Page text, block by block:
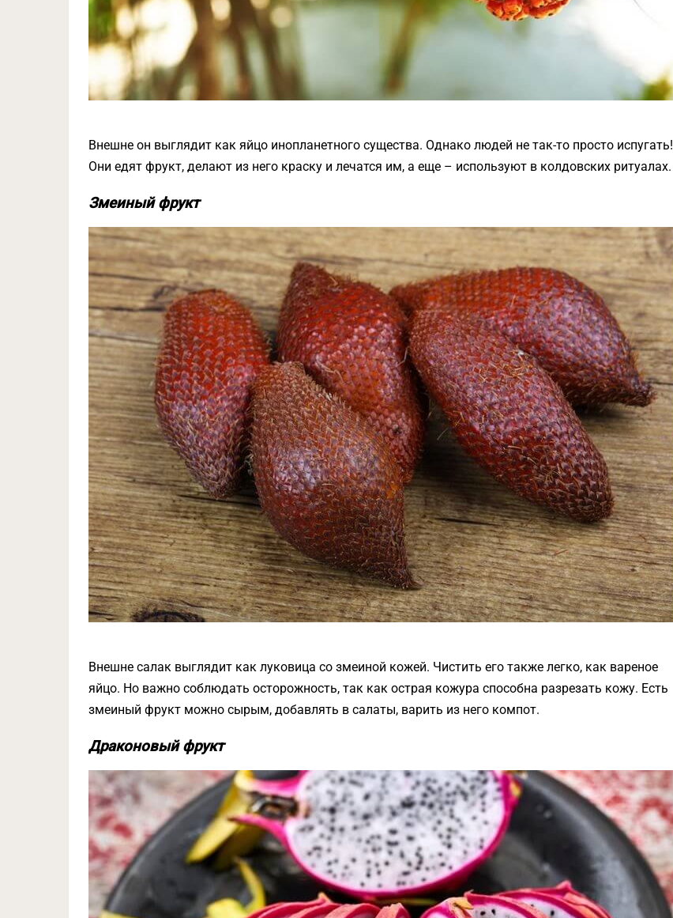
Внешне он выглядит как яйцо инопланетного существа. Однако людей не так-то просто испугать!
Они едят фрукт, делают из него краску и лечатся им, а еще – используют в колдовских ритуалах.
Змеиный фрукт
Внешне салак выглядит как луковица со змеиной кожей. Чистить его также легко, как вареное
яйцо. Но важно соблюдать осторожность, так как острая кожура способна разрезать кожу. Есть
змеиный фрукт можно сырым, добавлять в салаты, варить из него компот.
Драконовый фрукт